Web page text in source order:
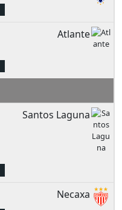
Atlante
Santos Laguna
Necaxa